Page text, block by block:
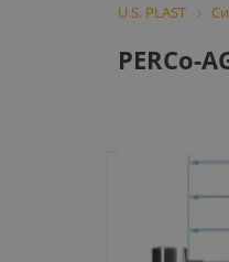
U.S. PLAST
PERCo-